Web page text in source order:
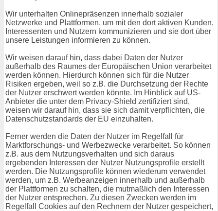
Wir unterhalten Onlinepräsenzen innerhalb sozialer
Netzwerke und Plattformen, um mit den dort aktiven Kunden,
Interessenten und Nutzern kommunizieren und sie dort über
unsere Leistungen informieren zu können.
Wir weisen darauf hin, dass dabei Daten der Nutzer
außerhalb des Raumes der Europäischen Union verarbeitet
werden können. Hierdurch können sich für die Nutzer
Risiken ergeben, weil so z.B. die Durchsetzung der Rechte
der Nutzer erschwert werden könnte. Im Hinblick auf US-
Anbieter die unter dem Privacy-Shield zertifiziert sind,
weisen wir darauf hin, dass sie sich damit verpflichten, die
Datenschutzstandards der EU einzuhalten.
Ferner werden die Daten der Nutzer im Regelfall für
Marktforschungs- und Werbezwecke verarbeitet. So können
z.B. aus dem Nutzungsverhalten und sich daraus
ergebenden Interessen der Nutzer Nutzungsprofile erstellt
werden. Die Nutzungsprofile können wiederum verwendet
werden, um z.B. Werbeanzeigen innerhalb und außerhalb
der Plattformen zu schalten, die mutmaßlich den Interessen
der Nutzer entsprechen. Zu diesen Zwecken werden im
Regelfall Cookies auf den Rechnern der Nutzer gespeichert,